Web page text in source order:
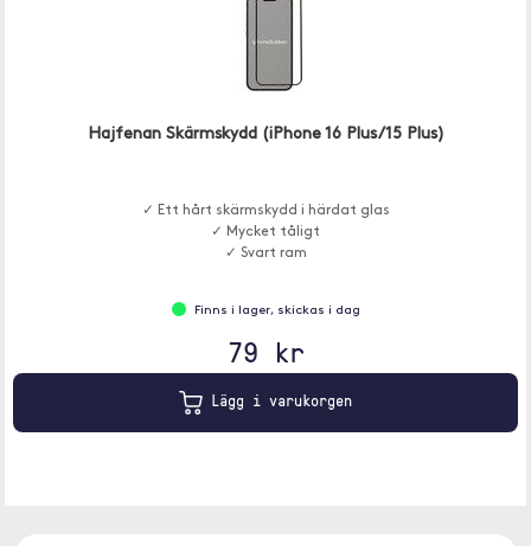
Hajfenan Skärmskydd (iPhone 16 Plus/15 Plus)
✓ Ett hårt skärmskydd i härdat glas
✓ Mycket tåligt
✓ Svart ram
Finns i lager, skickas i dag
79 kr
Lägg i varukorgen